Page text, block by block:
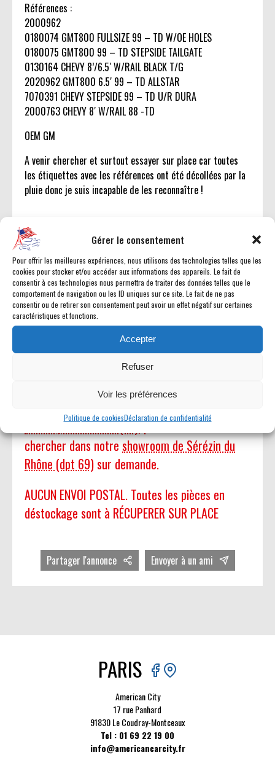
Gérer le consentement
Pour offrir les meilleures expériences, nous utilisons des technologies telles que les
cookies pour stocker et/ou accéder aux informations des appareils. Le fait de
consentir à ces technologies nous permettra de traiter des données telles que le
comportement de navigation ou les ID uniques sur ce site. Le fait de ne pas
consentir ou de retirer son consentement peut avoir un effet négatif sur certaines
caractéristiques et fonctions.
Accepter
Refuser
Voir les préférences
Politique de cookiesDéclaration de confidentialité
Références :
2000962
0180074 GMT800 FULLSIZE 99 – TD W/OE HOLES
0180075 GMT800 99 – TD STEPSIDE TAILGATE
0130164 CHEVY 8’/6.5′ W/RAIL BLACK T/G
2020962 GMT800 6.5′ 99 – TD ALLSTAR
7070391 CHEVY STEPSIDE 99 – TD U/R DURA
2000763 CHEVY 8′ W/RAIL 88 -TD
OEM GM
A venir chercher et surtout essayer sur place car toutes
les étiquettes avec les références ont été décollées par la
pluie donc je suis incapable de les reconnaître !
PRIX : 300 €
RÉSERVER PAR TÉLÉPHONE
RÉSERVER PAR MAIL
Sauf spécification dans l'annonce, les pièces
Coudray-Montceaux (91), possibilité de venir les
chercher dans notreshowroom de Sérézin du
Rhône (dpt 69)sur demande.
AUCUN ENVOI POSTAL. Toutes les pièces en
déstockage sont à RÉCUPERER SUR PLACE
Partager l'annonce Envoyer à un ami
PARIS
American City
17 rue Panhard
91830 Le Coudray-Montceaux
Tel : 01 69 22 19 00
info@americancarcity.fr